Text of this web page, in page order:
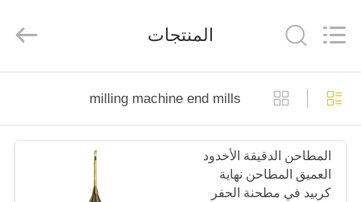
الصفحة
الرئيسية
منتجات
Tools
Manufacturing
Co.,Ltd.
Reserved.
المنتجات
milling machine end mills
المطاحن الدقيقة الأخدود
العميق المطاحن نهاية
كربيد في مطحنة الحفر